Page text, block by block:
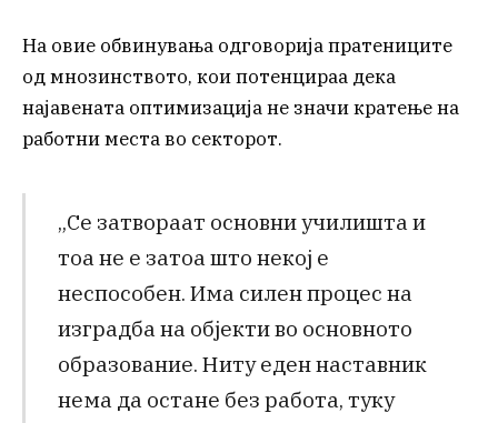
На овие обвинувања одговорија пратениците
од мнозинството, кои потенцираа дека
најавената оптимизација не значи кратење на
работни места во секторот.
„Се затвораат основни училишта и
тоа не е затоа што некој е
неспособен. Има силен процес на
изградба на објекти во основното
образование. Ниту еден наставник
нема да остане без работа, туку